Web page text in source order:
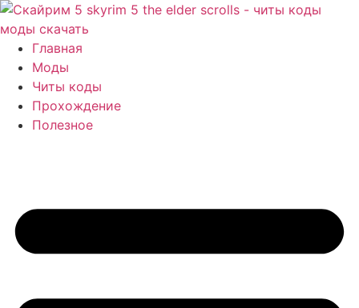
Перейти
к
содержимому
Главная
Моды
Читы коды
Прохождение
Полезное